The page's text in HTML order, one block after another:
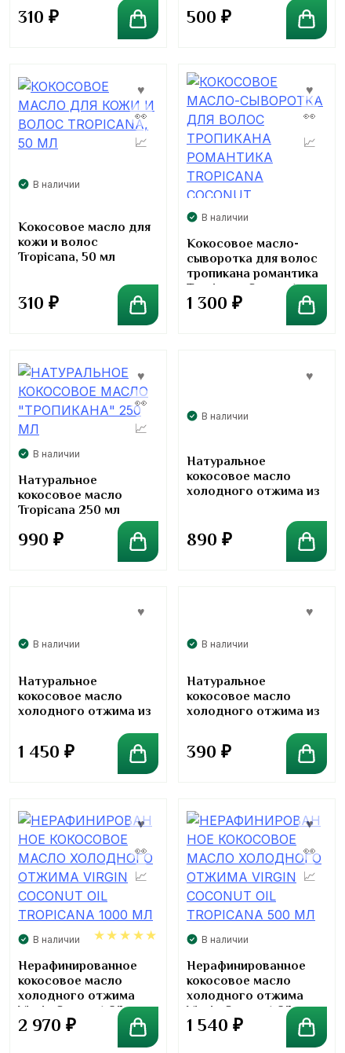
310 ₽ 500 ₽
В наличии
Кокосовое масло для
кожи и волос
Tropicana, 50 мл
310 ₽
В наличии
Кокосовое масло-
сыворотка для волос
тропикана романтика
Tropicana Coconut
1 300 ₽
В наличии
Натуральное
кокосовое масло
Tropicana 250 мл
990 ₽
В наличии
Натуральное
кокосовое масло
холодного отжима из
890 ₽
В наличии
Натуральное
кокосовое масло
холодного отжима из
Suanpana 525мл
1 450 ₽
В наличии
Натуральное
кокосовое масло
холодного отжима из
Suanpana 95мл
390 ₽
В наличии
5.00
Нерафинированное
кокосовое масло
холодного отжима
Virgin Coconut Oil
Tropicana 1000 мл
2 970 ₽
В наличии
Нерафинированное
кокосовое масло
холодного отжима
Virgin Coconut Oil
Tropicana 500 мл
1 540 ₽